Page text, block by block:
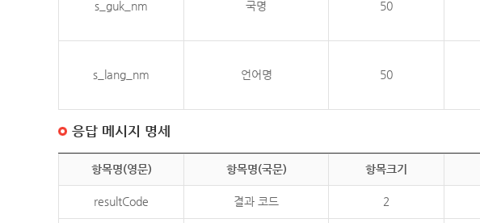
s_guk_nm 국명 50
s_lang_nm 언어명 50
응답 메시지 명세
항목명(영문) 항목명(국문) 항목크기
resultCode 결과 코드 2